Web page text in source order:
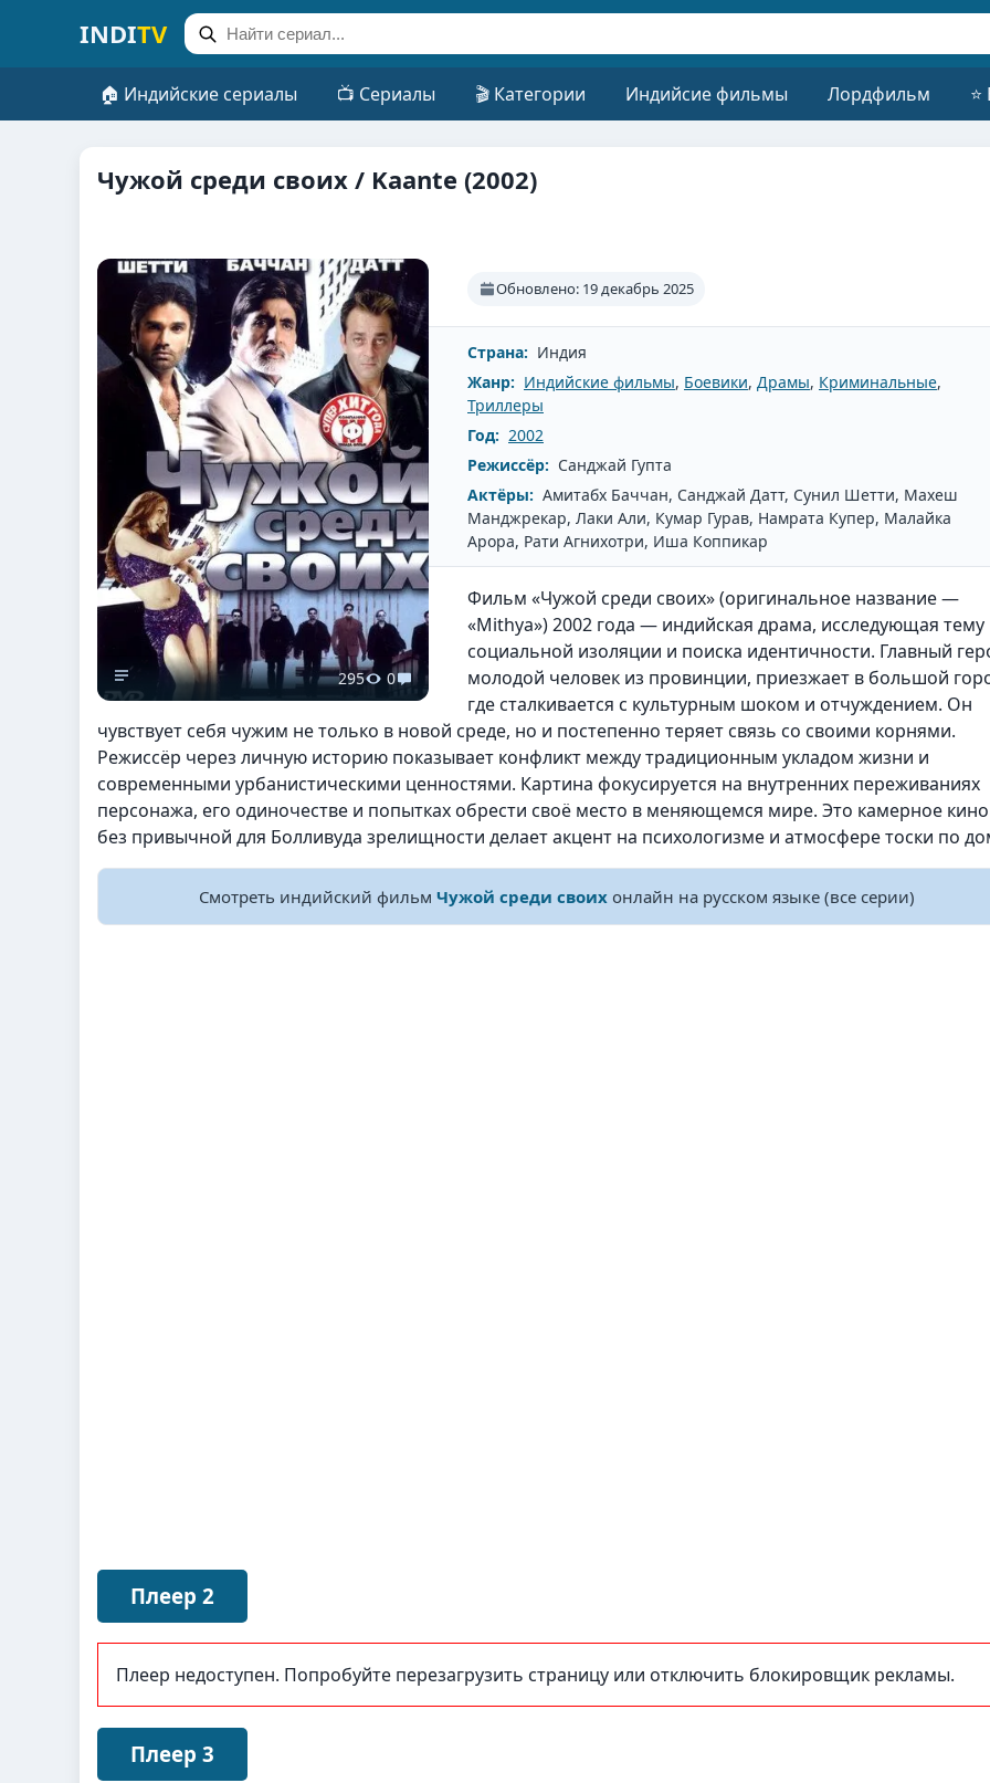
INDITV
🏠 Индийские сериалы 📺 Сериалы 🎬 Категории Индийсие фильмы Лордфильм
Чужой среди своих / Kaante (2002)
295 0
Обновлено: 19 декабрь 2025
Страна: Индия
Жанр: Индийские фильмы, Боевики, Драмы, Криминальные,
Триллеры
Год: 2002
Режиссёр: Санджай Гупта
Актёры: Амитабх Баччан, Санджай Датт, Сунил Шетти, Махеш
Манджрекар, Лаки Али, Кумар Гурав, Намрата Купер, Малайка
Арора, Рати Агнихотри, Иша Коппикар
Фильм «Чужой среди своих» (оригинальное название —
«Mithya») 2002 года — индийская драма, исследующая тему
социальной изоляции и поиска идентичности. Главный
молодой человек из провинции, приезжает в большой
где сталкивается с культурным шоком и отчуждением. Он
чувствует себя чужим не только в новой среде, но и постепенно теряет связь со своими корнями.
Режиссёр через личную историю показывает конфликт между традиционным укладом жизни и
современными урбанистическими ценностями. Картина фокусируется на внутренних переживаниях
персонажа, его одиночестве и попытках обрести своё место в меняющемся мире. Это камерное кино
без привычной для Болливуда зрелищности делает акцент на психологизме и атмосфере тоски по
Смотреть индийский фильм Чужой среди своих онлайн на русском языке (все серии)
Плеер 2
Плеер недоступен. Попробуйте перезагрузить страницу или отключить блокировщик рекламы.
Плеер 3